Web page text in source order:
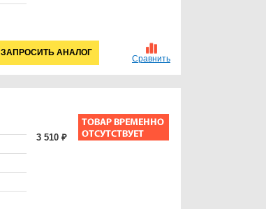
Сравнить
ЗАПРОСИТЬ АНАЛОГ
3 510 ₽